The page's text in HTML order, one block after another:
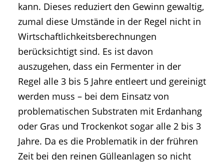
kann. Dieses reduziert den Gewinn gewaltig,
zumal diese Umstände in der Regel nicht in
Wirtschaftlichkeitsberechnungen
berücksichtigt sind. Es ist davon
auszugehen, dass ein Fermenter in der
Regel alle 3 bis 5 Jahre entleert und gereinigt
werden muss – bei dem Einsatz von
problematischen Substraten mit Erdanhang
oder Gras und Trockenkot sogar alle 2 bis 3
Jahre. Da es die Problematik in der frühren
Zeit bei den reinen Gülleanlagen so nicht